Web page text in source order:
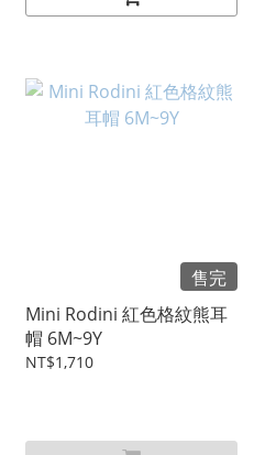
售完
Mini Rodini 紅色格紋熊耳
帽 6M~9Y
NT$1,710